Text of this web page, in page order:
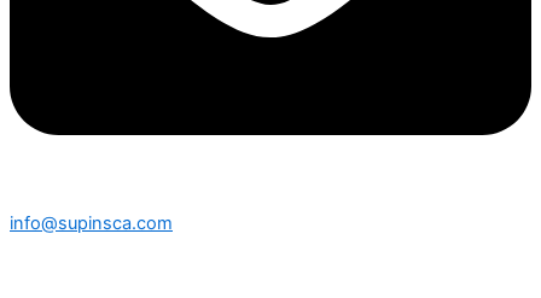
info@supinsca.com